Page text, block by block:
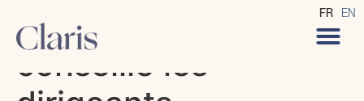
FR EN
CLARIS Avocats
conseille les